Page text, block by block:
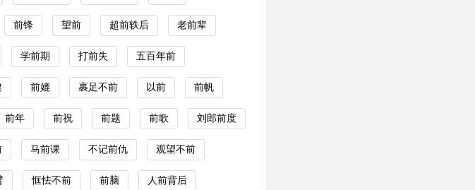
前锋 望前 超前轶后 老前辈
学前期 打前失 五百年前
前媲 裹足不前 以前 前帆
前年 前祝 前题 前歌 刘郎前度
马前课 不记前仇 观望不前
恇怯不前 前脑 人前背后